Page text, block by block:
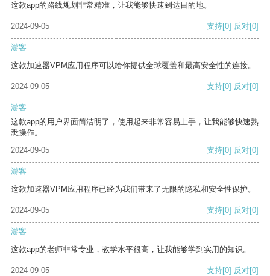
这款app的路线规划非常精准，让我能够快速到达目的地。
2024-09-05 支持[0] 反对[0]
游客
这款加速器VPM应用程序可以给你提供全球覆盖和最高安全性的连接。
2024-09-05 支持[0] 反对[0]
游客
这款app的用户界面简洁明了，使用起来非常容易上手，让我能够快速熟
悉操作。
2024-09-05
支持[0] 反对[0]
游客
这款加速器VPM应用程序已经为我们带来了无限的隐私和安全性保护。
2024-09-05 支持[0] 反对[0]
游客
这款app的老师非常专业，教学水平很高，让我能够学到实用的知识。
2024-09-05 支持[0] 反对[0]